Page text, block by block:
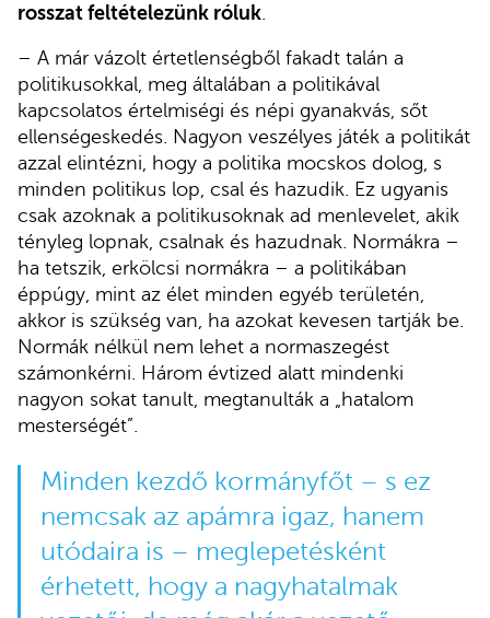
rosszat feltételezünk róluk
– A már vázolt értetlenségből fakadt talán a
politikusokkal, meg általában a politikával
kapcsolatos értelmiségi és népi gyanakvás, sőt
ellenségeskedés. Nagyon veszélyes játék a politikát
azzal elintézni, hogy a politika mocskos dolog, s
minden politikus lop, csal és hazudik. Ez ugyanis
csak azoknak a politikusoknak ad menlevelet, akik
tényleg lopnak, csalnak és hazudnak. Normákra –
ha tetszik, erkölcsi normákra – a politikában
éppúgy, mint az élet minden egyéb területén,
akkor is szükség van, ha azokat kevesen tartják be.
Normák nélkül nem lehet a normaszegést
számonkérni. Három évtized alatt mindenki
nagyon sokat tanult, megtanulták a „hatalom
mesterségét”.
Minden kezdő kormányfőt – s ez
nemcsak az apámra igaz, hanem
utódaira is – meglepetésként
érhetett, hogy a nagyhatalmak